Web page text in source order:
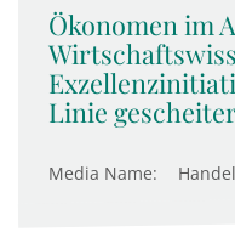
Ökonomen im
Linie
Media Name: